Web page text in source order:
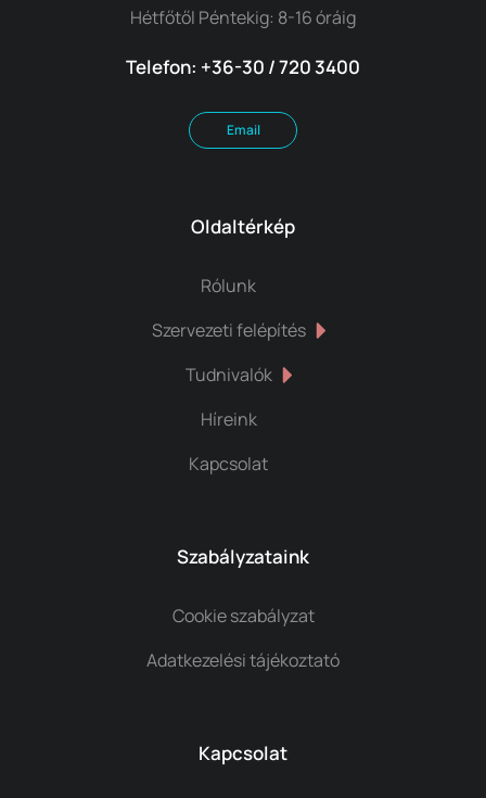
Hétfőtől Péntekig: 8-16 óráig
Telefon: +36-30 / 720 3400
Email
Oldaltérkép
Rólunk
Szervezeti felépítés
Tudnivalók
Híreink
Kapcsolat
Szabályzataink
Cookie szabályzat
Adatkezelési tájékoztató
Kapcsolat